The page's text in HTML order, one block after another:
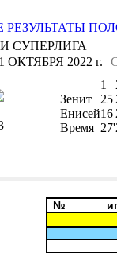
РЕЗУЛЬТАТЫ
СУПЕРЛИГА
ОКТЯБРЯ 2022 г.
1
Зенит
25
Енисей16
Время 27'
№